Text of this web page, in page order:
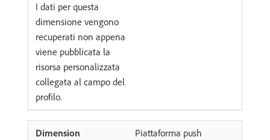
I dati per questa
dimensione vengono
recuperati non appena
viene pubblicata la
risorsa personalizzata
collegata al campo del
profilo.
Piattaforma push